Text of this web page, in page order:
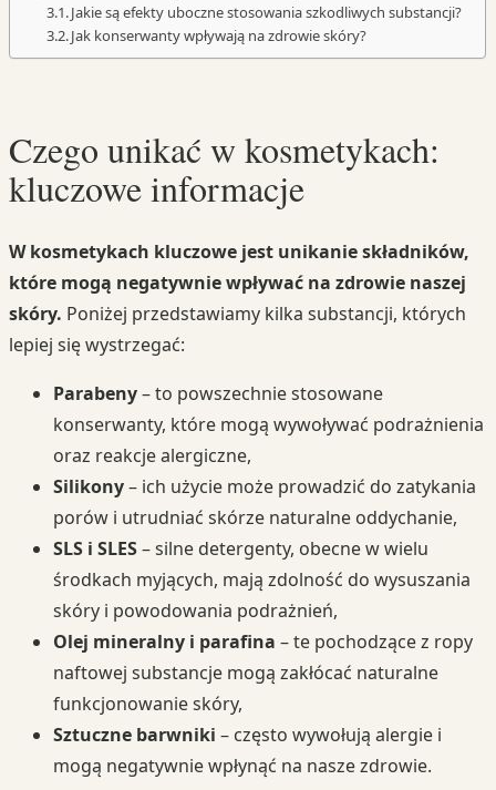
Jakie są efekty uboczne stosowania szkodliwych substancji?
Jak konserwanty wpływają na zdrowie skóry?
Czego unikać w kosmetykach:
kluczowe informacje
W kosmetykach kluczowe jest unikanie składników,
które mogą negatywnie wpływać na zdrowie naszej
skóry. Poniżej przedstawiamy kilka substancji, których
lepiej się wystrzegać:
Parabeny– to powszechnie stosowane
konserwanty, które mogą wywoływać podrażnienia
oraz reakcje alergiczne,
Silikony– ich użycie może prowadzić do zatykania
porów i utrudniać skórze naturalne oddychanie,
SLS i SLES– silne detergenty, obecne w wielu
środkach myjących, mają zdolność do wysuszania
skóry i powodowania podrażnień,
Olej mineralny i parafina – te pochodzące z ropy
naftowej substancje mogą zakłócać naturalne
funkcjonowanie skóry,
Sztuczne barwniki – często wywołują alergie i
mogą negatywnie wpłynąć na nasze zdrowie.